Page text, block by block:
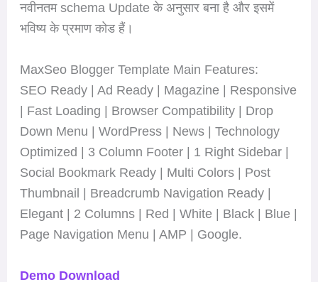
नवीनतम schema Update के अनुसार बना है और इसमें
भविष्य के प्रमाण कोड हैं।
MaxSeo Blogger Template Main Features:
SEO Ready | Ad Ready | Magazine | Responsive
| Fast Loading | Browser Compatibility | Drop
Down Menu | WordPress | News | Technology
Optimized | 3 Column Footer | 1 Right Sidebar |
Social Bookmark Ready | Multi Colors | Post
Thumbnail | Breadcrumb Navigation Ready |
Elegant | 2 Columns | Red | White | Black | Blue |
Page Navigation Menu | AMP | Google.
Demo Download